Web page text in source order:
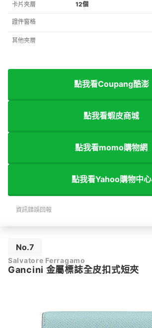
卡片夾層 12個
證件窗格
其他夾層
點我看Coupang酷澎
點我看蝦皮商城
點我看momo購物網
點我看Yahoo購物中心
資訊錯誤回報
No.7
Salvatore Ferragamo
Gancini 金屬標誌全皮扣式短夾